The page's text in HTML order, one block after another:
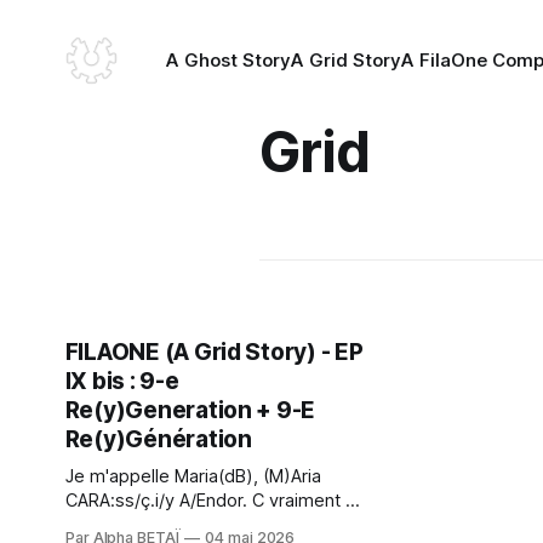
A Ghost StoryA Grid StoryA FilaOne
Grid
FILAONE (A Grid Story) - EP
IX bis : 9-e
Re(y)Generation + 9-E
Re(y)Génération
Je m'appelle Maria(dB), (M)Aria
CARA:ss/ç.i/y A/Endor. C vraiment 1
honneur 2 me tenir devant vous, 2
Par Alpha BETAÏ 04 mai 2026